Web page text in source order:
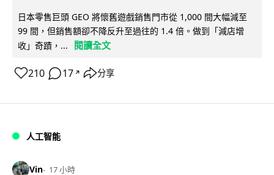
日本零售巨頭 GEO 將懷舊遊戲銷售門市從 1,000 間大幅減至
99 間，但銷售額卻不降反升至過往的 1.4 倍。做到「減店增
收」奇蹟，...
閱讀全文
210 17 ↗ 分享
人工智能
Vin 17 小時